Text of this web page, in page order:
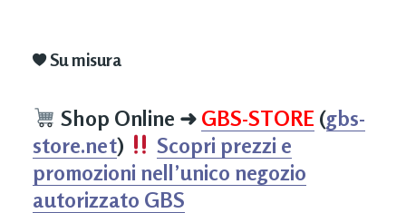
Su misura
Shop Online ➜ GBS-STORE (gbs-
store.net)
Scopri prezzi e
promozioni nell’unico negozio
autorizzato GBS